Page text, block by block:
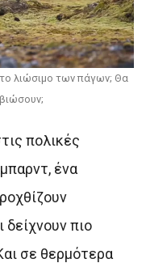
λιώσιμο των πάγων; Θα
πολικές
ένα
πιο
σε θερμότερα